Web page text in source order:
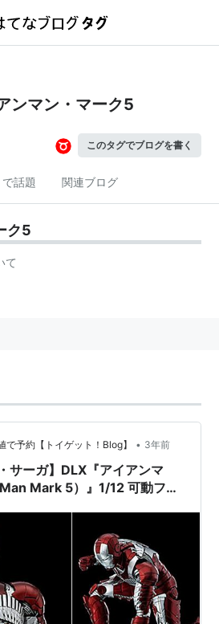
ンマン・マーク5
このタグでブログを書く
話題 関連ブログ
ク5
て
で予約【トイゲット！Blog】 • 3年前
サーガ】DLX『アイアンマ
Mark 5）』1/12 可動フィ